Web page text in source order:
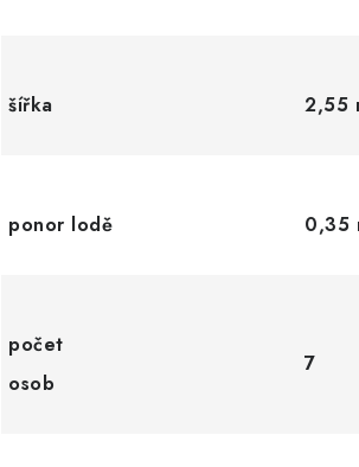
šířka 2,55
ponor lodě 0,35
počet
osob
7